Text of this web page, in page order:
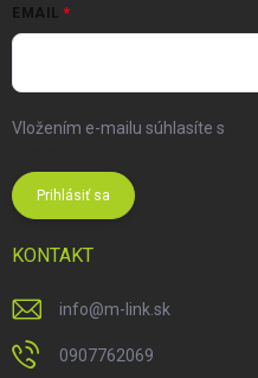
EMAIL
Vložením e-mailu súhlasíte s
Prihlásiť sa
KONTAKT
info@m-link.sk
0907762069